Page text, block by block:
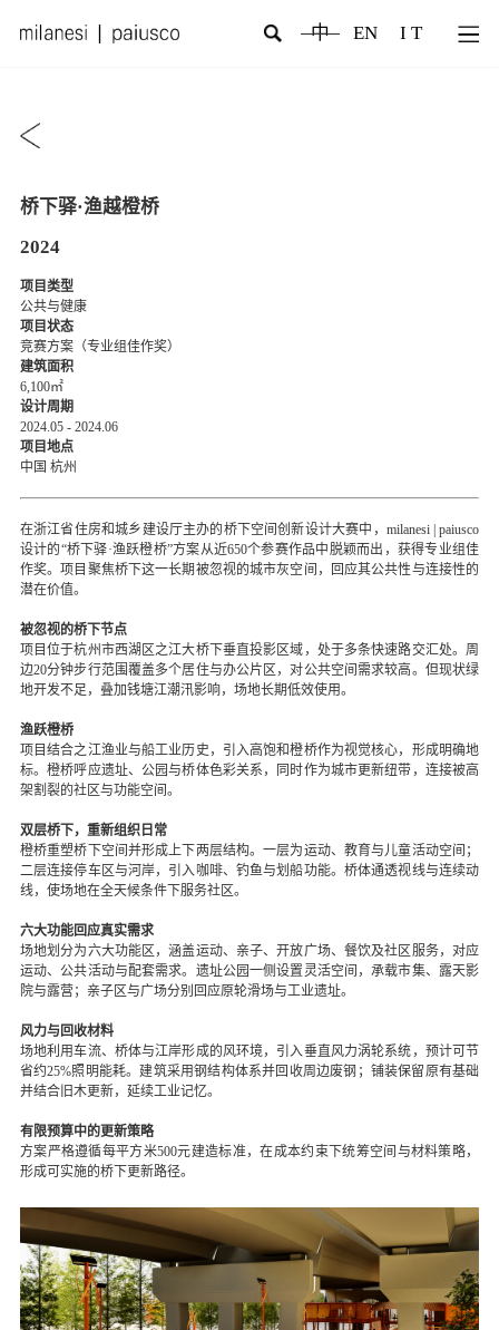
中 EN I T
桥下驿·渔越橙桥
2024
项目类型
公共与健康
项目状态
竞赛方案（专业组佳作奖）
建筑面积
6,100㎡
设计周期
2024.05 - 2024.06
项目地点
中国 杭州
在浙江省住房和城乡建设厅主办的桥下空间创新设计大赛中，milanesi | paiusco
设计的“桥下驿·渔跃橙桥”方案从近650个参赛作品中脱颖而出，获得专业组佳
作奖。项目聚焦桥下这一长期被忽视的城市灰空间，回应其公共性与连接性的
潜在价值。
被忽视的桥下节点
项目位于杭州市西湖区之江大桥下垂直投影区域，处于多条快速路交汇处。周
边20分钟步行范围覆盖多个居住与办公片区，对公共空间需求较高。但现状绿
地开发不足，叠加钱塘江潮汛影响，场地长期低效使用。
渔跃橙桥
项目结合之江渔业与船工业历史，引入高饱和橙桥作为视觉核心，形成明确地
标。橙桥呼应遗址、公园与桥体色彩关系，同时作为城市更新纽带，连接被高
架割裂的社区与功能空间。
双层桥下，重新组织日常
橙桥重塑桥下空间并形成上下两层结构。一层为运动、教育与儿童活动空间；
二层连接停车区与河岸，引入咖啡、钓鱼与划船功能。桥体通透视线与连续动
线，使场地在全天候条件下服务社区。
六大功能回应真实需求
场地划分为六大功能区，涵盖运动、亲子、开放广场、餐饮及社区服务，对应
运动、公共活动与配套需求。遗址公园一侧设置灵活空间，承载市集、露天影
院与露营；亲子区与广场分别回应原轮滑场与工业遗址。
风力与回收材料
场地利用车流、桥体与江岸形成的风环境，引入垂直风力涡轮系统，预计可节
省约25%照明能耗。建筑采用钢结构体系并回收周边废钢；铺装保留原有基础
并结合旧木更新，延续工业记忆。
有限预算中的更新策略
方案严格遵循每平方米500元建造标准，在成本约束下统筹空间与材料策略，
形成可实施的桥下更新路径。